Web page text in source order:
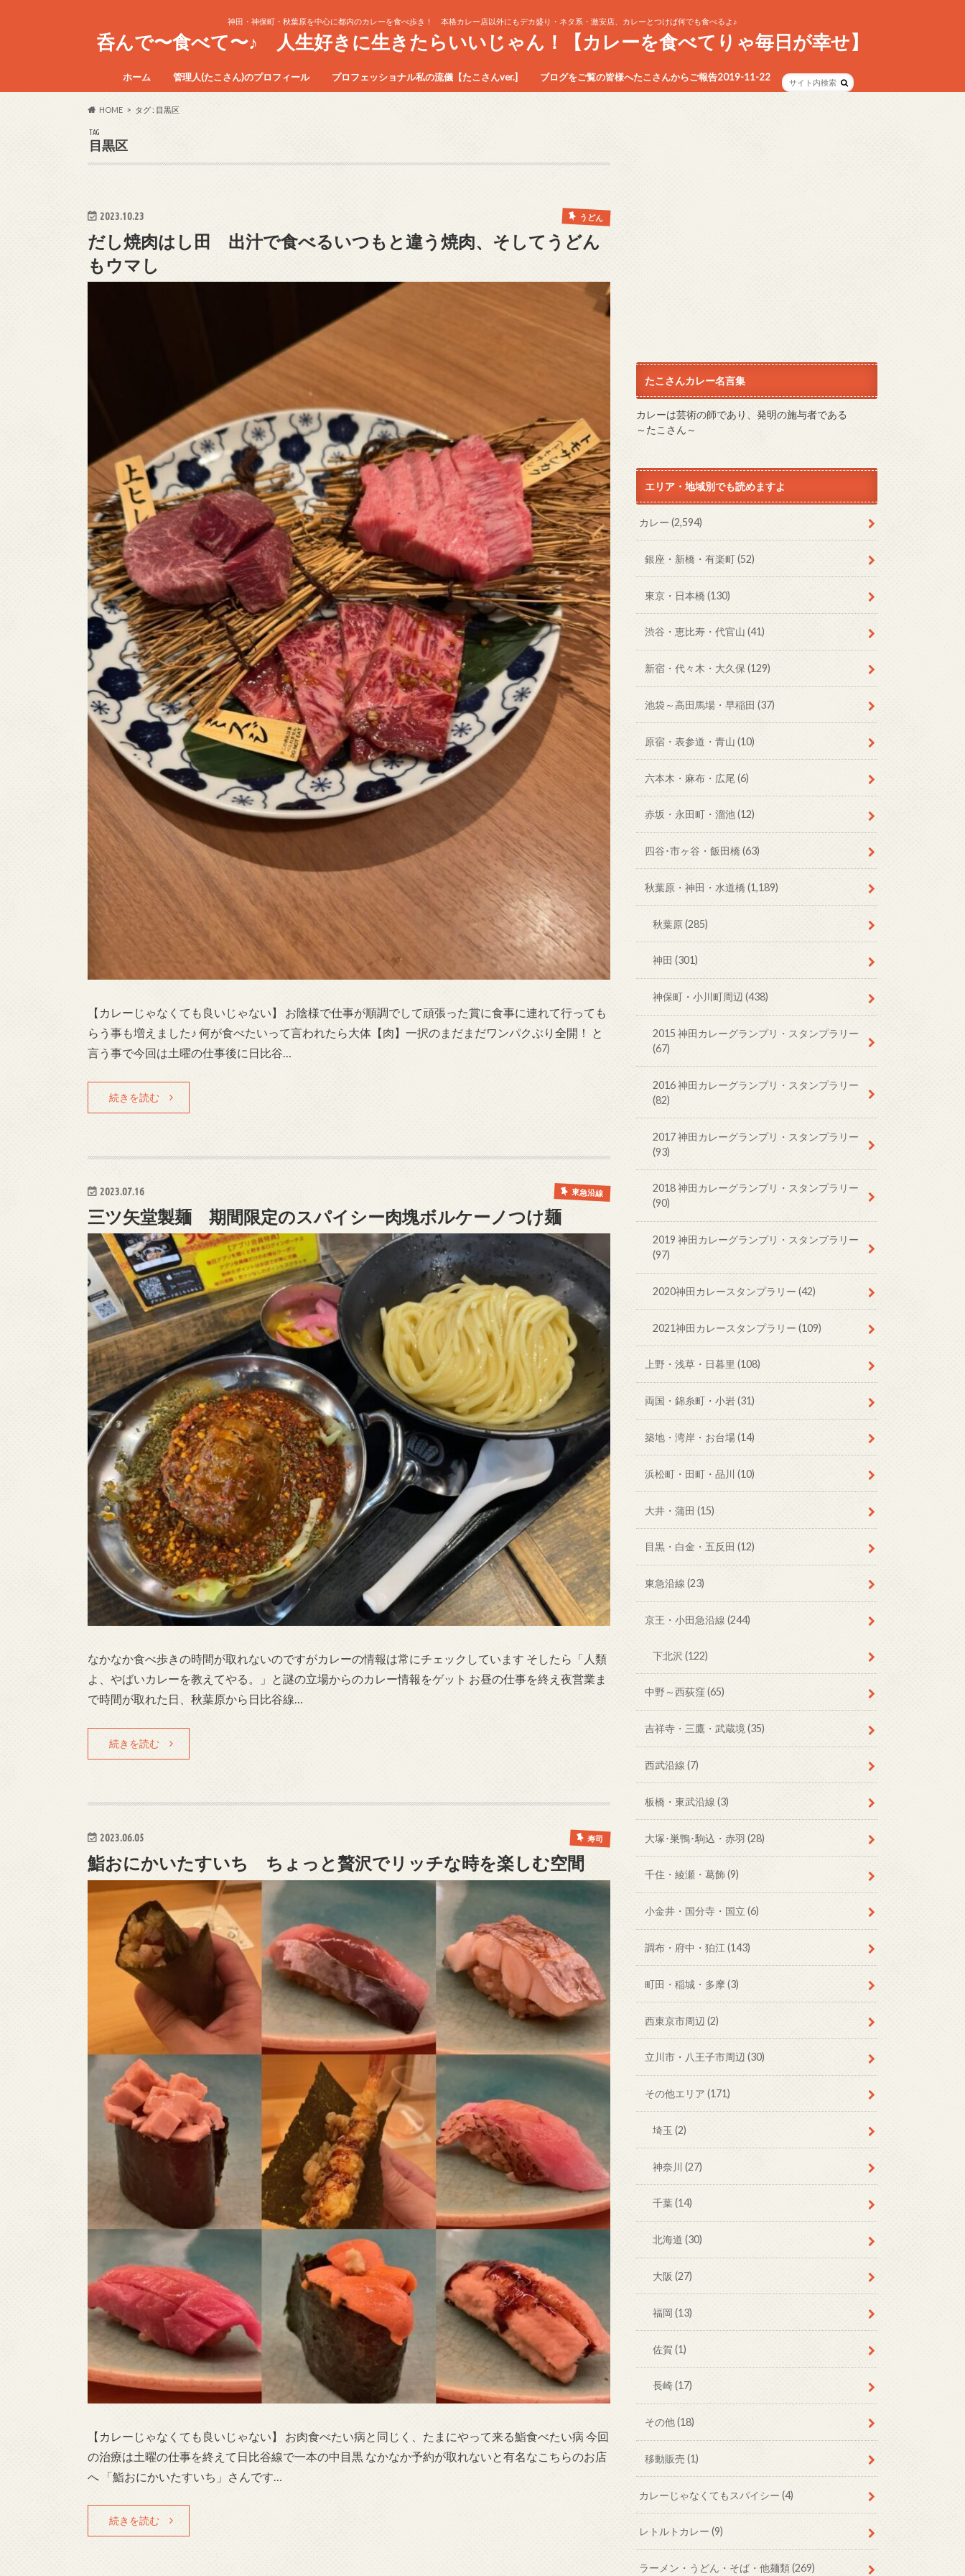
神田・神保町・秋葉原を中心に都内のカレーを食べ歩き！ 本格カレー店以外にもデカ盛り・ネタ系・激安店、カレーとつけば何でも食べるよ♪
呑んで〜食べて〜♪ 人生好きに生きたらいいじゃん！【カレーを食べてりゃ毎日が幸せ】
ホーム 管理人(たこさん)のプロフィール プロフェッショナル私の流儀【たこさんver.] ブログをご覧の皆様へたこさんからご報告2019-11-22
HOME タグ : 目黒区
TAG
目黒区
2023.10.23 うどん
だし焼肉はし田 出汁で食べるいつもと違う焼肉、そしてうどん
もウマし
【カレーじゃなくても良いじゃない】 お陰様で仕事が順調でして頑張った賞に食事に連れて行っても
らう事も増えました♪ 何が食べたいって言われたら大体【肉】一択のまだまだワンパクぶり全開！ と
言う事で今回は土曜の仕事後に日比谷…
続きを読む
2023.07.16 東急沿線
三ツ矢堂製麺 期間限定のスパイシー肉塊ボルケーノつけ麺
なかなか食べ歩きの時間が取れないのですがカレーの情報は常にチェックしています そしたら「人類
よ、やばいカレーを教えてやる。」と謎の立場からのカレー情報をゲット お昼の仕事を終え夜営業ま
で時間が取れた日、秋葉原から日比谷線…
続きを読む
2023.06.05 寿司
鮨おにかいたすいち ちょっと贅沢でリッチな時を楽しむ空間
【カレーじゃなくても良いじゃない】 お肉食べたい病と同じく、たまにやって来る鮨食べたい病 今回
の治療は土曜の仕事を終えて日比谷線で一本の中目黒 なかなか予約が取れないと有名なこちらのお店
へ 「鮨おにかいたすいち」さんです…
続きを読む
たこさんカレー名言集
カレーは芸術の師であり、発明の施与者である
～たこさん～
エリア・地域別でも読めますよ
カレー(2,594)
銀座・新橋・有楽町(52)
東京・日本橋 (130)
渋谷・恵比寿・代官山 (41)
新宿・代々木・大久保 (129)
池袋～高田馬場・早稲田 (37)
原宿・表参道・青山 (10)
六本木・麻布・広尾 (6)
赤坂・永田町・溜池(12)
四谷･市ヶ谷・飯田橋 (63)
秋葉原・神田・水道橋 (1,189)
秋葉原(285)
神田(301)
神保町・小川町周辺(438)
2015 神田カレーグランプリ・スタンプラリー
(67)
2016 神田カレーグランプリ・スタンプラリー
(82)
2017 神田カレーグランプリ・スタンプラリー
(93)
2018 神田カレーグランプリ・スタンプラリー
(90)
2019 神田カレーグランプリ・スタンプラリー
(97)
2020神田カレースタンプラリー(42)
2021神田カレースタンプラリー(109)
上野・浅草・日暮里 (108)
両国・錦糸町・小岩(31)
築地・湾岸・お台場(14)
浜松町・田町・品川 (10)
大井・蒲田 (15)
目黒・白金・五反田 (12)
東急沿線 (23)
京王・小田急沿線 (244)
下北沢(122)
中野～西荻窪 (65)
吉祥寺・三鷹・武蔵境 (35)
西武沿線 (7)
板橋・東武沿線 (3)
大塚･巣鴨･駒込・赤羽 (28)
千住・綾瀬・葛飾(9)
小金井・国分寺・国立 (6)
調布・府中・狛江 (143)
町田・稲城・多摩 (3)
西東京市周辺 (2)
立川市・八王子市周辺 (30)
その他エリア (171)
埼玉(2)
神奈川(27)
千葉(14)
北海道(30)
大阪(27)
福岡(13)
佐賀(1)
長崎(17)
その他(18)
移動販売 (1)
カレーじゃなくてもスパイシー(4)
レトルトカレー(9)
ラーメン・うどん・そば・他麺類(269)